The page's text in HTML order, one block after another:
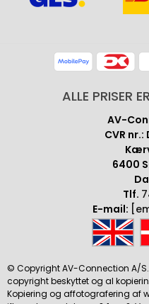
ALLE PRISER
AV-
CVR
6400
Tlf.
E-mail:
© Copyright AV-Connection A/
copyright beskyttet og al
Kopiering og affotografering af